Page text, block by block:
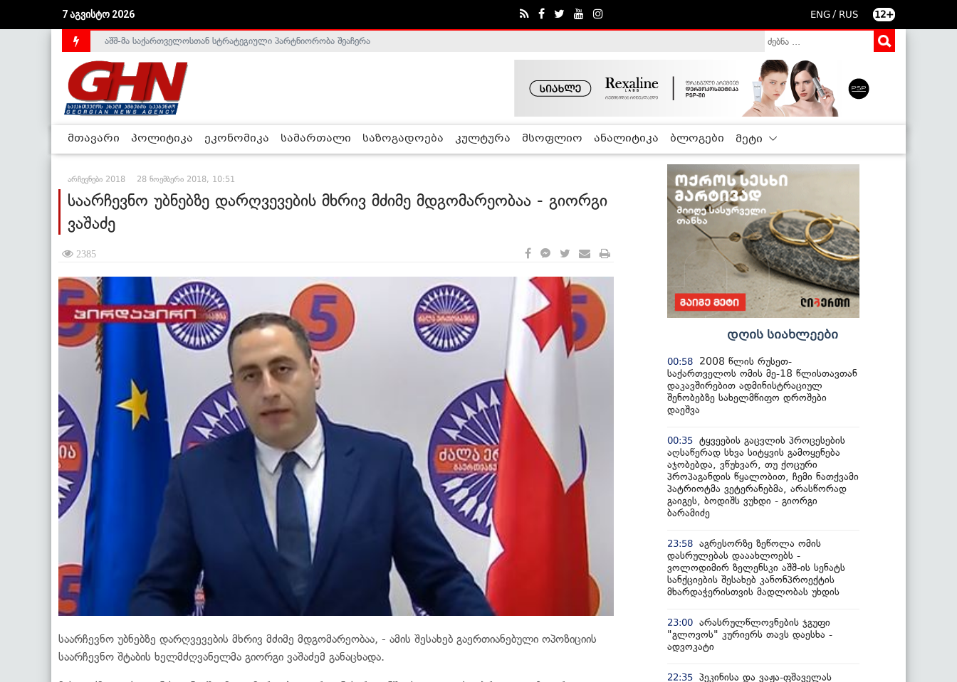
7 აგვისტო 2026 ENG / RUS 12+
საქართველოს დე-ფაქტო მთავრობა არალეგიტიმურია - ჰელსინკის კომისია
აშშ-მა საქართველოსთან სტრატეგიული პარტნიორობა შეაჩერა
მთავარი პოლიტიკა ეკონომიკა სამართალი საზოგადოება კულტურა მსოფლიო ანალიტიკა ბლოგები მეტი
არჩევნები 2018 28 ნოემბერი 2018, 10:51
საარჩევნო უბნებზე დარღვევების მხრივ მძიმე მდგომარეობაა - გიორგი
ვაშაძე
2385
საარჩევნო უბნებზე დარღვევების მხრივ მძიმე მდგომარეობაა, - ამის შესახებ გაერთიანებული ოპოზიციის
საარჩევნო შტაბის ხელმძღვანელმა გიორგი ვაშაძემ განაცხადა.
დღის სიახლეები
00:58
2008 წლის რუსეთ-
საქართველოს ომის მე-18 წლისთავთან
დაკავშირებით ადმინისტრაციულ
შენობებზე სახელმწიფო დროშები
დაეშვა
00:35 ტყვეების გაცვლის პროცესების
აღსაწერად სხვა სიტყვის გამოყენება
აჯობებდა, ვწუხვარ, თუ ქოცური
პროპაგანდის წყალობით, ჩემი ნათქვამი
პატრიოტმა ვეტერანებმა, არასწორად
გაიგეს, ბოდიშს ვუხდი - გიორგი
ბარამიძე
23:58 აგრესორზე ზეწოლა ომის
დასრულებას დააახლოებს -
ვოლოდიმირ ზელენსკი აშშ-ის სენატს
სანქციების შესახებ კანონპროექტის
მხარდაჭერისთვის მადლობას უხდის
23:00 არასრულწლოვნების ჯგუფი
"გლოვოს" კურიერს თავს დაესხა -
ადვოკატი
22:35 პეკინისა და ვაჟა-ფშაველას